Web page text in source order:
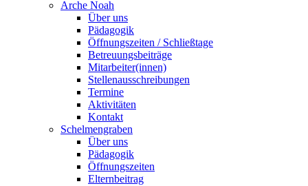
Arche Noah
Über uns
Pädagogik
Öffnungszeiten / Schließtage
Betreuungsbeiträge
Mitarbeiter(innen)
Stellenausschreibungen
Termine
Aktivitäten
Kontakt
Schelmengraben
Über uns
Pädagogik
Öffnungszeiten
Elternbeitrag